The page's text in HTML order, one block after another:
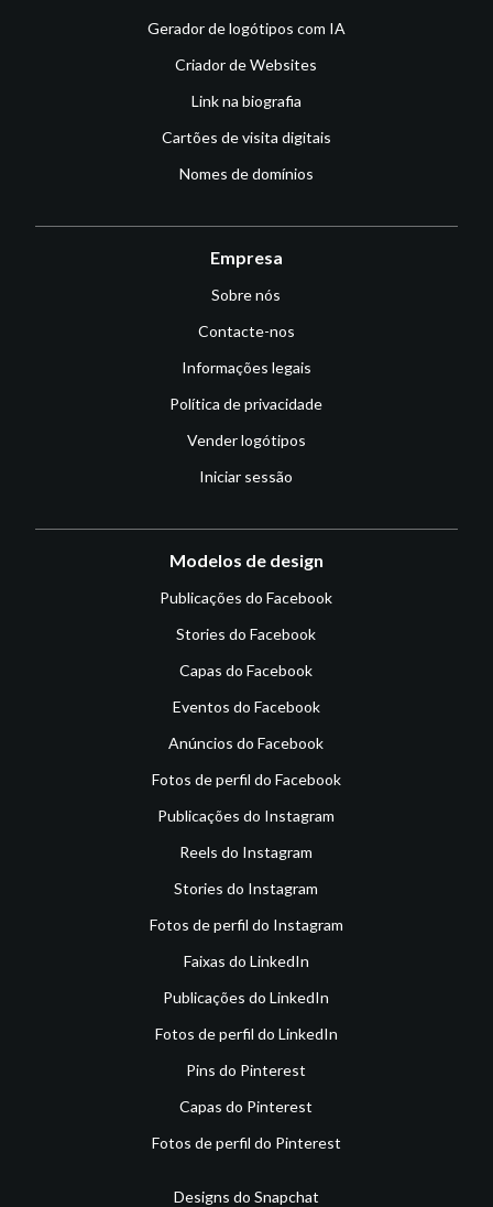
Gerador de logótipos com IA
Criador de Websites
Link na biografia
Cartões de visita digitais
Nomes de domínios
Empresa
Sobre nós
Contacte-nos
Informações legais
Política de privacidade
Vender logótipos
Iniciar sessão
Modelos de design
Publicações do Facebook
Stories do Facebook
Capas do Facebook
Eventos do Facebook
Anúncios do Facebook
Fotos de perfil do Facebook
Publicações do Instagram
Reels do Instagram
Stories do Instagram
Fotos de perfil do Instagram
Faixas do LinkedIn
Publicações do LinkedIn
Fotos de perfil do LinkedIn
Pins do Pinterest
Capas do Pinterest
Fotos de perfil do Pinterest
Designs do Snapchat